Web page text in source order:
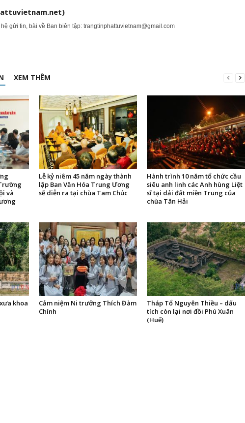
hệ gửi tin, bài về Ban biên tập: trangtinphattuvietnam@gmail.com
XEM THÊM
và
Lễ kỷ niêm 45 năm ngày thành
lập Ban Văn Hóa Trung Ương
sẽ diễn ra tại chùa Tam Chúc
Hành trình 10 năm tổ chức cầu
siêu anh linh các Anh hùng Liệt
sĩ tại dải đất miền Trung của
chùa Tân Hải
khoa
Cảm niệm Ni trưởng Thích Đàm
Chính
Tháp Tổ Nguyên Thiều – dấu
tích còn lại nơi đồi Phú Xuân
(Huế)